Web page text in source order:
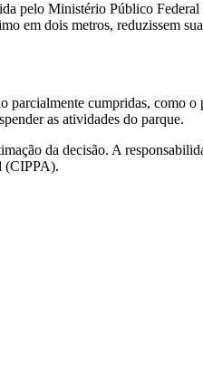
pelo Ministério Público
em dois metros, reduzissem
parcialmente cumpridas, como
as atividades do parque.
da decisão. A
(CIPPA).